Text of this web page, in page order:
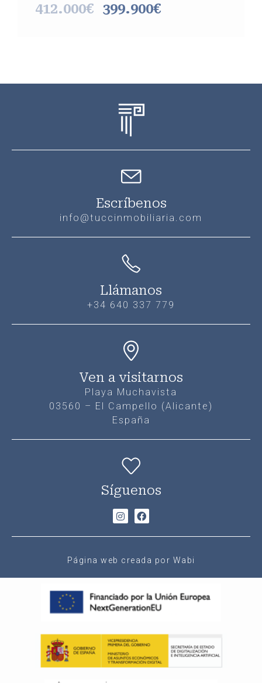
412.000€ 399.900€
Escríbenos
info@tuccinmobiliaria.com
Llámanos
+34 640 337 779
Ven a visitarnos
Playa Muchavista
03560 – El Campello (Alicante)
España
Síguenos
Página web creada por Wabi